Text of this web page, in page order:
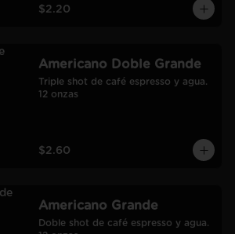
$2.20
Americano Doble Grande
Triple shot de café espresso y agua.
12 onzas
$2.60
Americano Grande
Doble shot de café espresso y agua.